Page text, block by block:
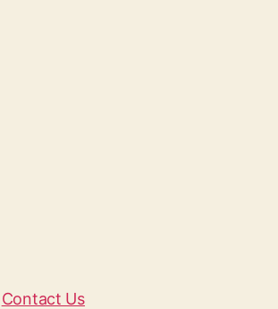
Contact Us